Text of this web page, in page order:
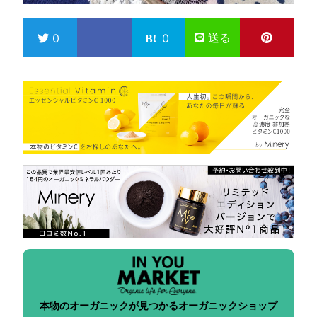
0 0 送る
本物のオーガニックが見つかるオーガニックショップ